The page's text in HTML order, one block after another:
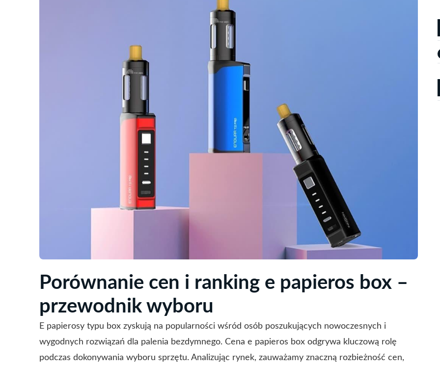
Porównanie cen i ranking e papieros box –
przewodnik wyboru
E papierosy typu box zyskują na popularności wśród osób poszukujących nowoczesnych i
wygodnych rozwiązań dla palenia bezdymnego. Cena e papieros box odgrywa kluczową rolę
podczas dokonywania wyboru sprzętu. Analizując rynek, zauważamy znaczną rozbieżność cen,